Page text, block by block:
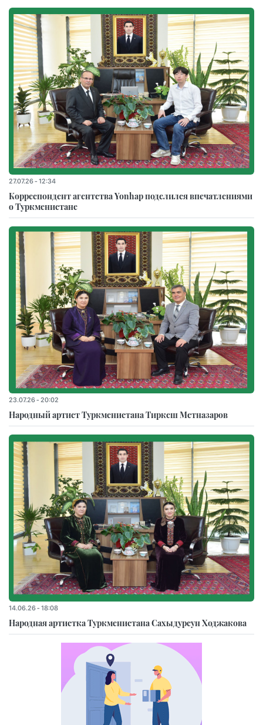
27.07.26 - 12:34
Корреспондент агентства Yonhap поделился впечатлениями
о Туркменистане
23.07.26 - 20:02
Народный артист Туркменистана Тиркеш Мeтназаров
14.06.26 - 18:08
Народная артистка Туркменистана Сахыдурсун Ходжакова